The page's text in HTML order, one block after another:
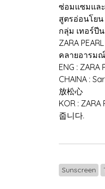
ซ่อมแซมแล
สูตรอ่อนโยน
กลุ่ม เทอร์ปี
ZARA
คลายอารม
ENG :
CHAINA :
放松心
KOR :
줍니다.
Sunscreen